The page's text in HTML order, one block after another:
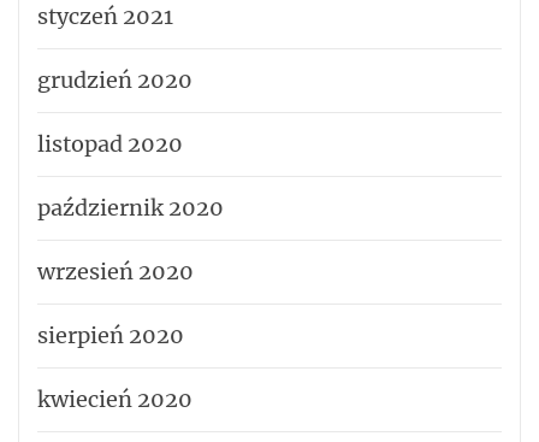
styczeń 2021
grudzień 2020
listopad 2020
październik 2020
wrzesień 2020
sierpień 2020
kwiecień 2020